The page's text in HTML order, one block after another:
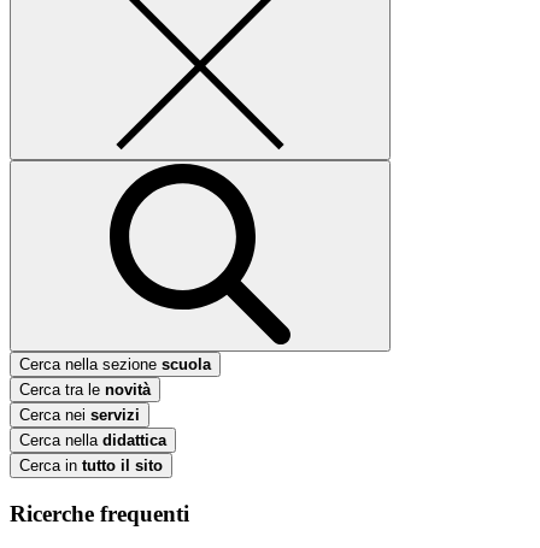
Cerca nella sezione scuola
Cerca tra le novità
Cerca nei servizi
Cerca nella didattica
Cerca in tutto il sito
Ricerche frequenti